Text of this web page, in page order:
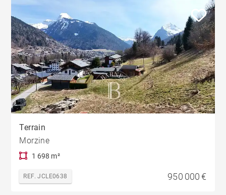
Terrain
Morzine
1 698 m²
REF. JCLE0638 950 000 €